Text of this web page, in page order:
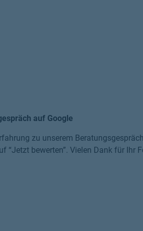
auf Google
zu unserem
bewerten”. Vielen Dank für Ihr